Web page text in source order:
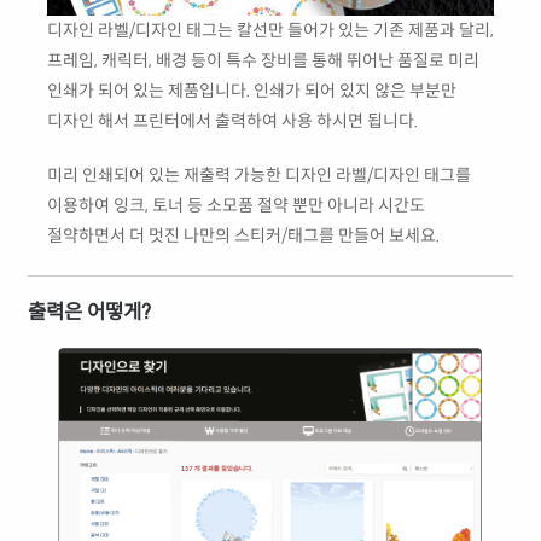
디자인 라벨/디자인 태그는 칼선만 들어가 있는 기존 제품과 달리,
프레임, 캐릭터, 배경 등이 특수 장비를 통해 뛰어난 품질로 미리
인쇄가 되어 있는 제품입니다. 인쇄가 되어 있지 않은 부분만
디자인 해서 프린터에서 출력하여 사용 하시면 됩니다.
미리 인쇄되어 있는 재출력 가능한 디자인 라벨/디자인 태그를
이용하여 잉크, 토너 등 소모품 절약 뿐만 아니라 시간도
절약하면서 더 멋진 나만의 스티커/태그를 만들어 보세요.
출력은 어떻게?